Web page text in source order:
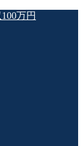
万円